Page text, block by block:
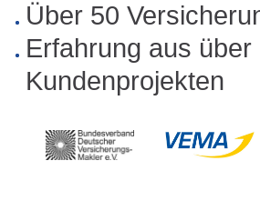
Über 50
Erfahrung aus
Kundenprojekten